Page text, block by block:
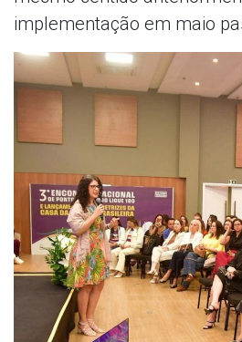
implementação em maio